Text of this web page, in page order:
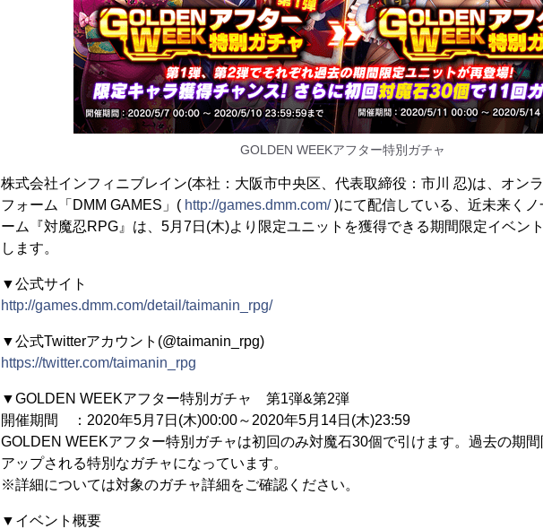
GOLDEN WEEKアフター特別ガチャ
株式会社インフィニブレイン(本社：大阪市中央区、代表取締役：市川 忍)は、オン
フォーム「DMM GAMES」( http://games.dmm.com/)にて配信している、近未来く
ーム『対魔忍RPG』は、5月7日(木)より限定ユニットを獲得できる期間限定イベン
します。
▼公式サイト
http://games.dmm.com/detail/taimanin_rpg/
▼公式Twitterアカウント(@taimanin_rpg)
https://twitter.com/taimanin_rpg
▼GOLDEN WEEKアフター特別ガチャ 第1弾&第2弾
開催期間 ：2020年5月7日(木)00:00～2020年5月14日(木)23:59
GOLDEN WEEKアフター特別ガチャは初回のみ対魔石30個で引けます。過去の期
アップされる特別なガチャになっています。
※詳細については対象のガチャ詳細をご確認ください。
▼イベント概要